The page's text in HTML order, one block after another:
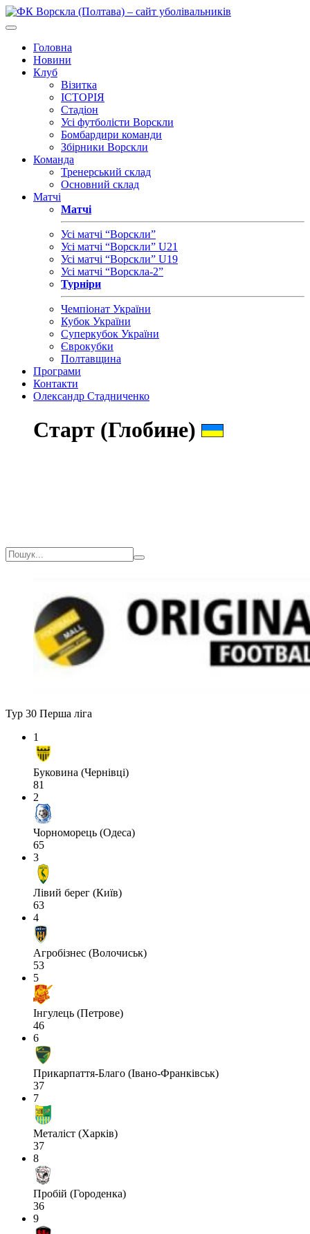
Головна
Новини
Клуб
Візитка
ІСТОРІЯ
Стадіон
Усі футболісти Ворскли
Бомбардири команди
Збірники Ворскли
Команда
Тренерський склад
Основний склад
Матчі
Матчі
Усі матчі “Ворскли”
Усі матчі “Ворскли” U21
Усі матчі “Ворскли” U19
Усі матчі “Ворскла-2”
Турніри
Чемпіонат України
Кубок України
Суперкубок України
Єврокубки
Полтавщина
Програми
Контакти
Олександр Стадниченко
Старт (Глобине)
Тур 30 Перша ліга
1
Буковина (Чернівці)
81
2
Чорноморець (Одеса)
65
3
Лівий берег (Київ)
63
4
Агробізнес (Волочиськ)
53
5
Інгулець (Петрове)
46
6
Прикарпаття-Благо (Івано-Франківськ)
37
7
Металіст (Харків)
37
8
Пробій (Городенка)
36
9